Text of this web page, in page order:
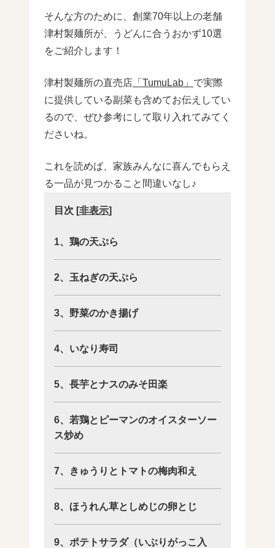
そんな方のために、創業70年以上の老舗
津村製麺所が、うどんに合うおかず10選
をご紹介します！
津村製麺所の直売店 「TumuLab」 で実際
に提供している副菜も含めてお伝えしてい
るので、ぜひ参考にして取り入れてみてく
ださいね。
これを読めば、家族みんなに喜んでもらえ
る一品が見つかること間違いなし♪
目次 [非表示]
1、鶏の天ぷら
2、玉ねぎの天ぷら
3、野菜のかき揚げ
4、いなり寿司
5、長芋とナスのみそ田楽
6、若鶏とピーマンのオイスターソー
ス炒め
7、きゅうりとトマトの梅肉和え
8、ほうれん草としめじの卵とじ
9、ポテトサラダ（いぶりがっこ入